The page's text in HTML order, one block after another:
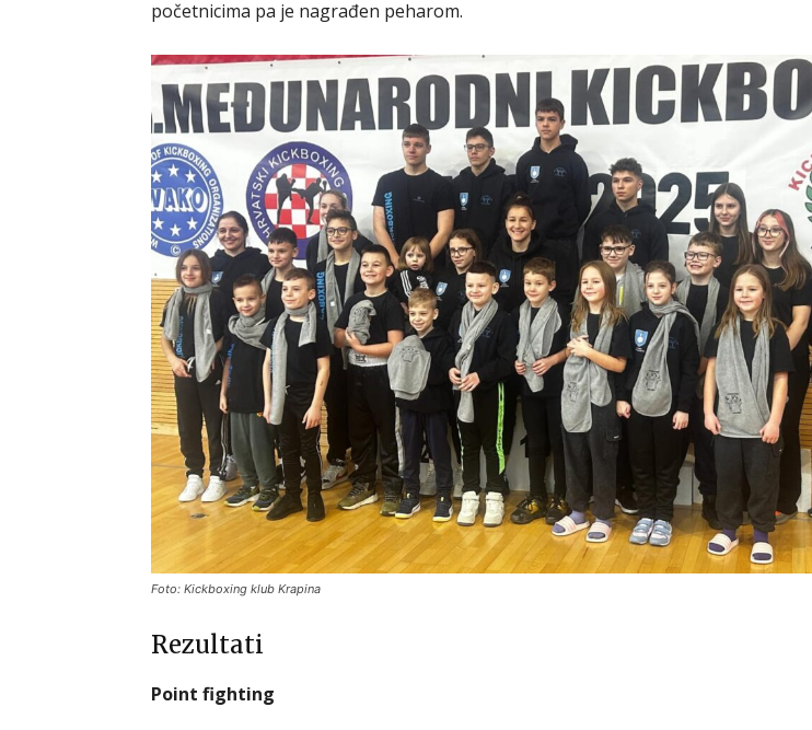
početnicima pa je nagrađen peharom.
Foto: Kickboxing klub Krapina
Rezultati
Point fighting